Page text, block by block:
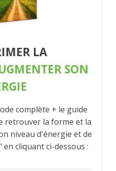
LA
SON
complète + le guide
retrouver la forme et la
niveau d'énergie et de
cliquant ci-dessous :